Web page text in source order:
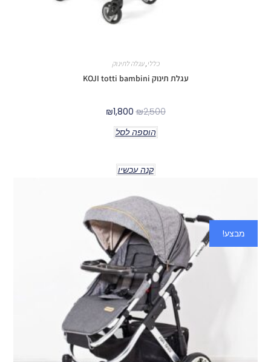
כללי ,עגלה לתינוק
עגלת תינוק KOJI totti bambini
₪2,500
₪1,800
הוספה לסל
קנה עכשיו
מבצע!